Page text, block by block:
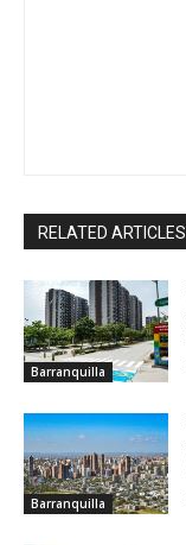
RELATED ARTICLES
Barranquilla
Barranquilla